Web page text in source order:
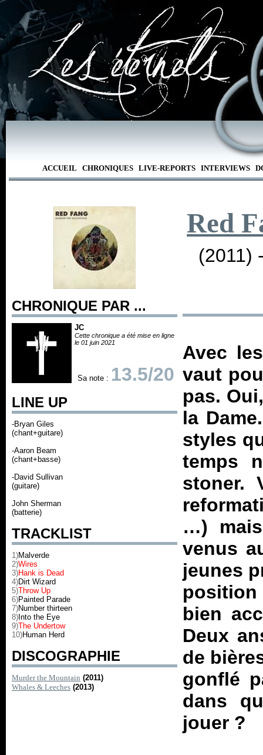
ACCUEIL CHRONIQUES LIVE-REPORTS INTERVIEWS
CHRONIQUE PAR ...
JC
Cette chronique a été mise en ligne
le 01 juin 2021
Sa note : 13.5/20
LINE UP
-Bryan Giles
(chant+guitare)
-Aaron Beam
(chant+basse)
-David Sullivan
(guitare)
John Sherman
(batterie)
TRACKLIST
1)Malverde
2)Wires
3)Hank is Dead
4)Dirt Wizard
5)Throw Up
6)Painted Parade
7)Number thirteen
8) Into the Eye
9)The Undertow
10)Human Herd
DISCOGRAPHIE
Murder the Mountain (2011)
Whales & Leeches (2013)
Red
(2011)
Avec
vaut
pas.
la
styles
temps
stoner.
…)
venus
jeunes
bien
Deux
de
gonflé
dans
jouer ?